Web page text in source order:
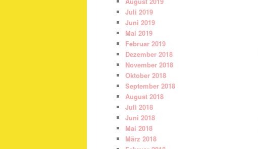
Juli 2019
Juni 2019
Mai 2019
Februar 2019
Dezember 2018
November 2018
Oktober 2018
September 2018
August 2018
Juli 2018
Juni 2018
Mai 2018
März 2018